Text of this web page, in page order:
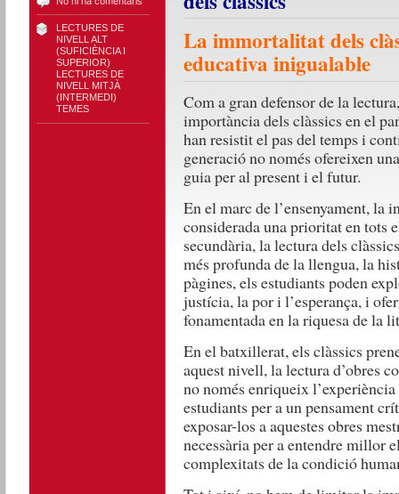
LECTURES DE
NIVELL ALT
(SUFICIÈNCIA I
SUPERIOR),
LECTURES DE
NIVELL MITJÀ
(INTERMEDI),
TEMES
La immortalitat dels
educativa inigualable
Com a gran defensor de la
importància dels clàssics en el
han resistit el pas del temps i
generació no només ofereixen
guia per al present i el futur.
En el marc de l’ensenyament, la
considerada una prioritat en tots
secundària, la lectura dels
més profunda de la llengua, la
pàgines, els estudiants poden
justícia, la por i l’esperança, i
fonamentada en la riquesa de la
En el batxillerat, els clàssics
aquest nivell, la lectura d’obres
no només enriqueix
estudiants per a un pensament
exposar-los a aquestes obres
necessària per a entendre millor
complexitats de la condició